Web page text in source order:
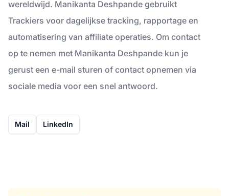
wereldwijd. Manikanta Deshpande gebruikt
Trackiers voor dagelijkse tracking, rapportage en
automatisering van affiliate operaties. Om contact
op te nemen met Manikanta Deshpande kun je
gerust een e-mail sturen of contact opnemen via
sociale media voor een snel antwoord.
Mail LinkedIn